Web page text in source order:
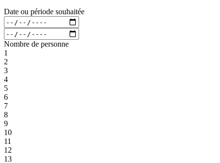
Date ou période souhaitée
Nombre de personne
1
2
3
4
5
6
7
8
9
10
11
12
13